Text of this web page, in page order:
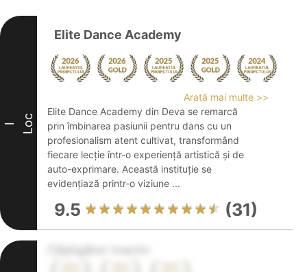
I Loc
Elite Dance Academy
Arată mai multe >>
Elite Dance Academy din Deva se remarcă
prin îmbinarea pasiunii pentru dans cu un
profesionalism atent cultivat, transformând
fiecare lecție într-o experiență artistică și de
auto-exprimare. Această instituție se
evidențiază printr-o viziune ...
9.5 (31)